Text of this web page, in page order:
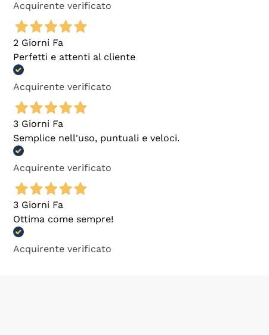
Acquirente verificato
2 Giorni Fa
Perfetti e attenti al cliente
Acquirente verificato
3 Giorni Fa
Semplice nell'uso, puntuali e veloci.
Acquirente verificato
3 Giorni Fa
Ottima come sempre!
Acquirente verificato